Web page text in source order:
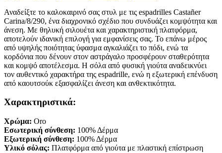
Αναδείξτε το καλοκαιρινό σας στυλ με τις espadrilles Castañer
Carina/8/290, ένα διαχρονικό σχέδιο που συνδυάζει κομψότητα και
άνεση. Με θηλυκή σιλουέτα και χαρακτηριστική πλατφόρμα,
αποτελούν ιδανική επιλογή για εμφανίσεις σας. Το επάνω μέρος
από υψηλής ποιότητας ύφασμα αγκαλιάζει το πόδι, ενώ τα
κορδόνια που δένουν στον αστράγαλο προσφέρουν σταθερότητα
και κομψό αποτέλεσμα. Η σόλα από φυσική γιούτα αναδεικνύει
τον αυθεντικό χαρακτήρα της espadrille, ενώ η εξωτερική επένδυση
από καουτσούκ εξασφαλίζει άνεση και ανθεκτικότητα.
Χαρακτηριστικά:
Χρώμα: Oro
Εσωτερική σύνθεση: 100% Δέρμα
Εξωτερική σύνθεση: 100% Δέρμα
Υλικό σόλας: Πλατφόρμα από γιούτα με πλαστική επίστρωση